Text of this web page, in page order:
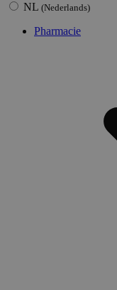
NL (Nederlands)
Pharmacie